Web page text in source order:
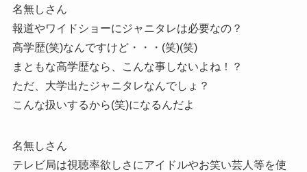
名無しさん
報道やワイドショーにジャニタレは必要なの？
高学歴(笑)なんですけど・・・(笑)(笑)
まともな高学歴なら、こんな事しないよね！？
ただ、大学出たジャニタレなんでしょ？
こんな扱いするから(笑)になるんだよ
名無しさん
テレビ局は視聴率欲しさにアイドルやお笑い芸人等を使